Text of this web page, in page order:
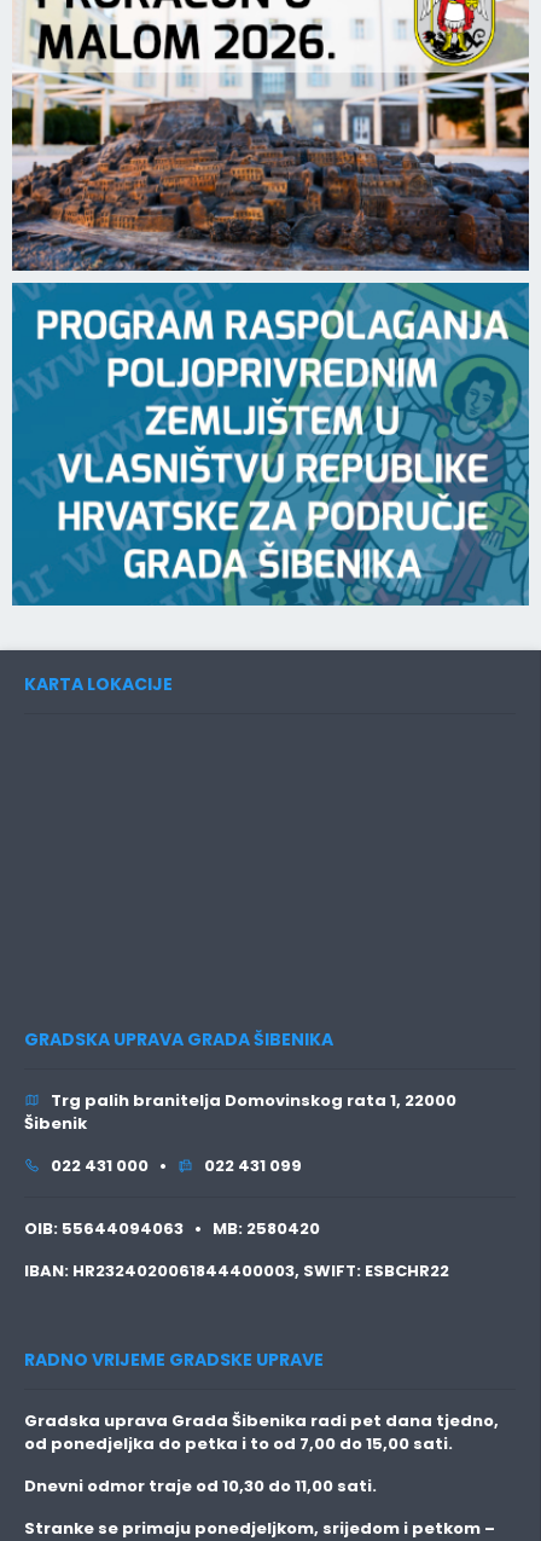
KARTA LOKACIJE
GRADSKA UPRAVA GRADA ŠIBENIKA
Trg palih branitelja Domovinskog rata 1, 22000
Šibenik
022 431 000 •
022 431 099
OIB: 55644094063 • MB: 2580420
IBAN: HR2324020061844400003, SWIFT: ESBCHR22
RADNO VRIJEME GRADSKE UPRAVE
Gradska uprava Grada Šibenika radi pet dana tjedno,
od ponedjeljka do petka i to od 7,00 do 15,00 sati.
Dnevni odmor traje od 10,30 do 11,00 sati.
Stranke se primaju ponedjeljkom, srijedom i petkom –